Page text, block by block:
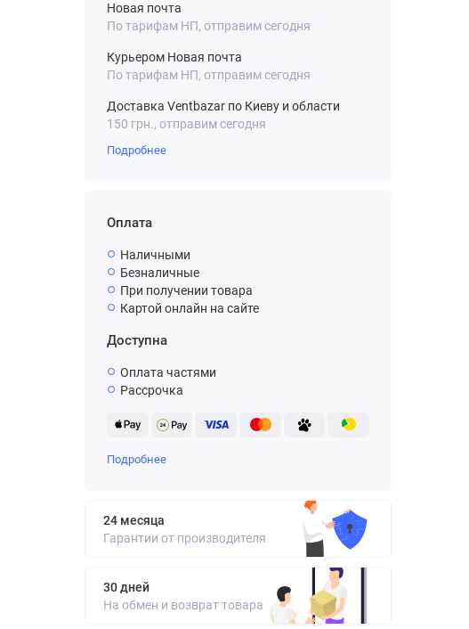
Новая почта
По тарифам НП, отправим сегодня
Курьером Новая почта
По тарифам НП, отправим сегодня
Доставка Ventbazar по Киеву и области
150 грн., отправим сегодня
Подробнее
Оплата
Наличными
Безналичные
При получении товара
Картой онлайн на сайте
Доступна
Оплата частями
Рассрочка
Подробнее
24 месяца
Гарантии от производителя
30 дней
На обмен и возврат товара